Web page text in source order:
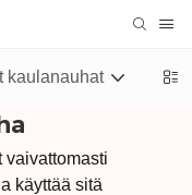
kaulanauhat
vaivattomasti
käyttää sitä